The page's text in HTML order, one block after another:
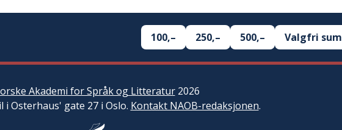
100,– 250,– 500,– Valgfri sum
Akademi for Språk og Litteratur2026
i Osterhaus' gate 27 i Oslo. Kontakt NAOB-redaksjonen.